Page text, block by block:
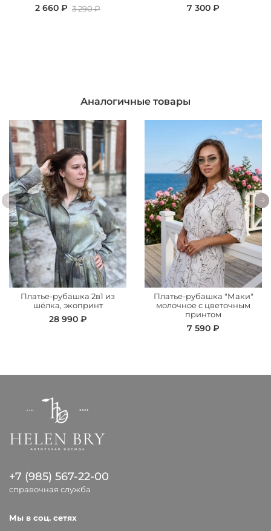
2 660 ₽ 3 290 ₽ 7 300 ₽
Аналогичные товары
Платье-рубашка 2в1 из
шёлка, экопринт
28 990 ₽
Платье-рубашка "Маки"
молочное с цветочным
принтом
7 590 ₽
+7 (985) 567-22-00
справочная служба
Мы в соц. сетях